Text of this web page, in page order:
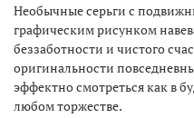
Необычные серьги с
графическим рисунком
беззаботности и чистого
оригинальности
эффектно смотреться как в
любом торжестве.